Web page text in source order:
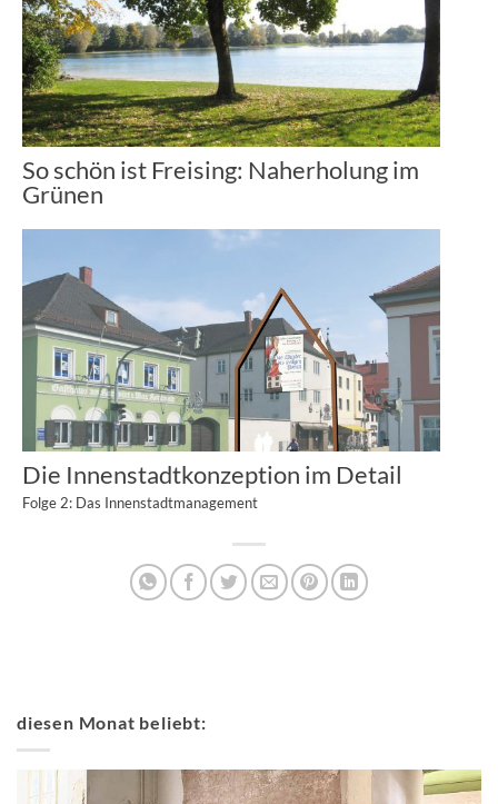
So schön ist Freising: Naherholung im
Grünen
Die Innenstadtkonzeption im Detail
Folge 2: Das Innenstadtmanagement
diesen Monat beliebt: